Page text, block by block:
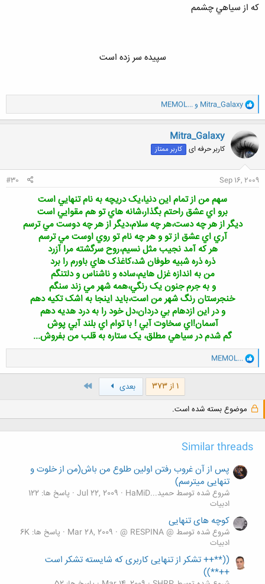
كه از سياهي چشمم
سپيده سر زده است​
و
ا
ک
ن
ش
ه
ا
Mitra_Galaxy وMEMOL...
Mitra_Galaxy
کاربر حرفه ای کاربر ممتاز
Sep 16, 2009
#30
سهم من از تمام اين دنيا،يک دريچه به نام تنهايي است
برو اي عشق راحتم بگذار،شانه هاي تو هم مقوايي است
ديگر از هر چه دست،هر چه سلام،ديگر از هر چه دوست مي ترسم
آري اي عشق از تو و هر چه نام تو روي اوست مي ترسم
هر که آمد نجيب مثل نسيم،روح سرگشته مرا آزرد
ذره ذره شبيه طوفان شد،کاغذک هاي باورم را برد
من به اندازه غزل هايم،ساده و ناشناس و دلتنگم
و به جرم جنون يک رنگي،همه شهر مي زند سنگم
خنجرستان رنگ شهر من است،بايد اينجا به اشک تکيه دهم
و در اين ازدهام بي دردان،دل خود را به درد هديه دهم
آسمان!اي سخاوت آبي !‌ با توام اي بلند آبي پوش
گم شدم در سياهي مطلق، يک ستاره به قلب من بفروش...
ا
ک
ا
:
MEMOL...
1 از 373 بعدی
موضوع بسته شده است.
Similar threads
پس از آن غروب رفتن اولین طلوع من باش(من از خلوت و
تنهایی میترسم)
شروع شده توسط حمید...HaMiD Jul 22, 2009 پاسخ ها: 122
ادبیات
کوچه های تنهایی
شروع شده توسط @ RESPINA @ Mar 28, 2009
پاسخ ها: 6K
ادبیات
((**++ تشکر از تنهایی کاربری که شایسته تشکر است
++**))